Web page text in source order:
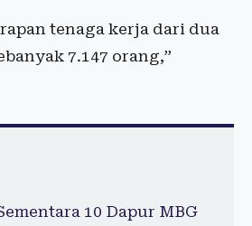
tenaga kerja dari dua
7.147 orang,”
10 Dapur MBG